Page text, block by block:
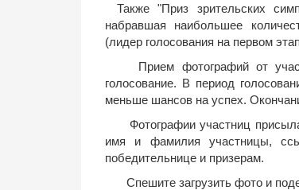
Также "Приз зрительских
набравшая наибольшее
(лидер голосования на первом
Прием фотографий от
голосование. В период
меньше шансов на успех.
Фотографии участниц
имя и фамилия участницы,
победительнице и призерам.
Спешите загрузить фото и